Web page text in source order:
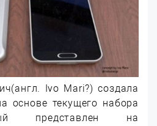
Ivo Mari?) создала
основе текущего набора
представлен на